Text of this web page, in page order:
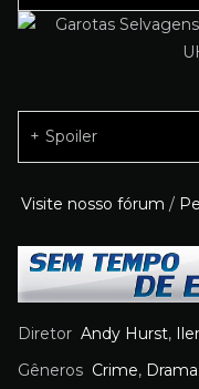
Spoiler
Visite nosso fórum /
Diretor Andy Hurst,
Gêneros Crime, Drama